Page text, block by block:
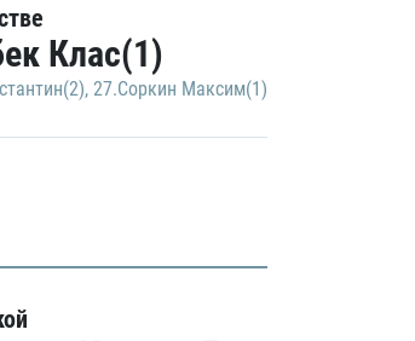
Клас(1)
, 27.Соркин Максим(1)